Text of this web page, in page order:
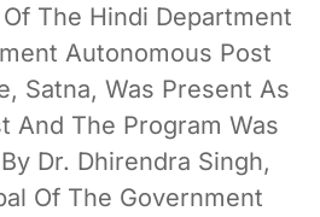
The Hindi Department
Autonomous Post
Satna, Was Present As
And The Program Was
Dr. Dhirendra Singh,
Of The Government